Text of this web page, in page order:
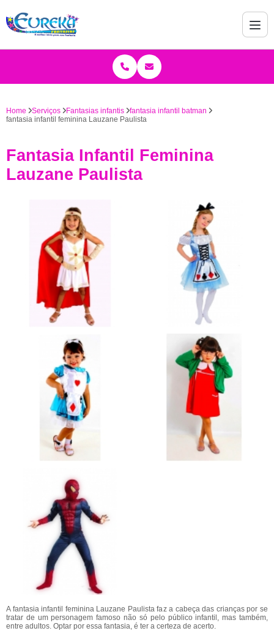
Home Serviços Fantasias infantis
fantasia infantil batman
fantasia infantil feminina Lauzane Paulista
Fantasia Infantil Feminina
Lauzane Paulista
A fantasia infantil feminina Lauzane Paulista faz a cabeça das crianças por se
tratar de um personagem famoso não só pelo público infantil, mas também,
entre adultos. Optar por essa fantasia, é ter a certeza de acerto.